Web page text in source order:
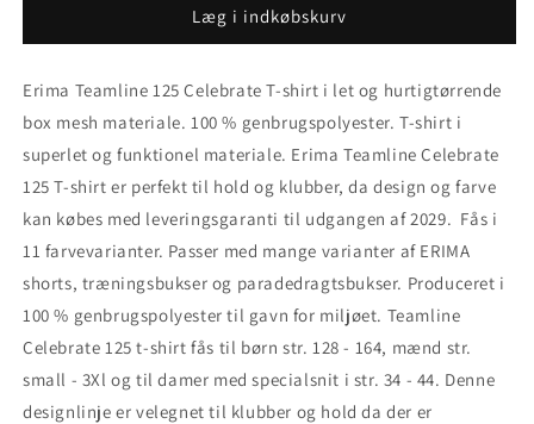
125
T-
shirt.
Teamline
125
T-
shirt.
Navy/hvid
Læg i indkøbskurv
Erima Teamline 125 Celebrate T-shirt i let og hurtigtørrende
box mesh materiale. 100 % genbrugspolyester.T-shirt i
superlet og funktionel materiale. Erima Teamline Celebrate
125 T-shirt er perfekt til hold og klubber, da design og farve
kan købes med leveringsgaranti til udgangen af 2029. Fås i
11 farvevarianter. Passer med mange varianter af ERIMA
shorts, træningsbukser og paradedragtsbukser. Produceret i
100 % genbrugspolyester til gavn for miljøet. Teamline
Celebrate 125 t-shirt fås til børn str. 128 - 164, mænd str.
small - 3Xl og til damer med specialsnit i str. 34 - 44. Denne
designlinje er velegnet til klubber og hold da der er